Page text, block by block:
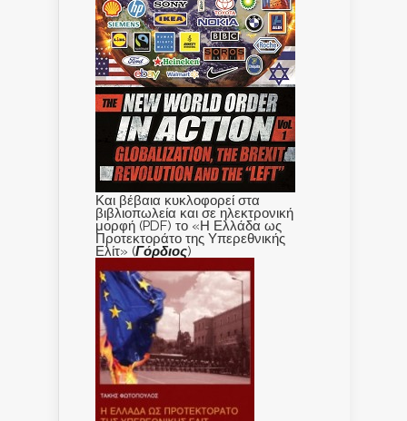
Και βέβαια κυκλοφορεί στα
βιβλιοπωλεία και σε ηλεκτρονική
μορφή (PDF) το «Η Ελλάδα ως
Προτεκτοράτο της Υπερεθνικής
Ελίτ» (Γόρδιος)